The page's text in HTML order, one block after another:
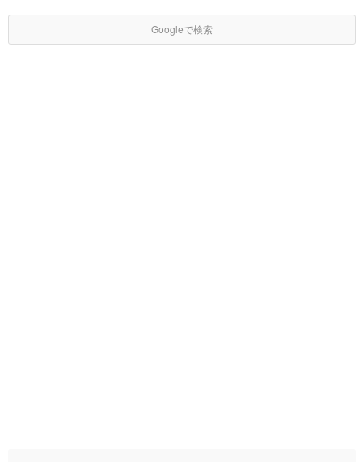
Googleで検索